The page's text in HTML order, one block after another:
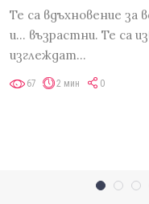
Те са вдъхновение за
и... възрастни. Те са
изглеждат…
67 2 мин 0